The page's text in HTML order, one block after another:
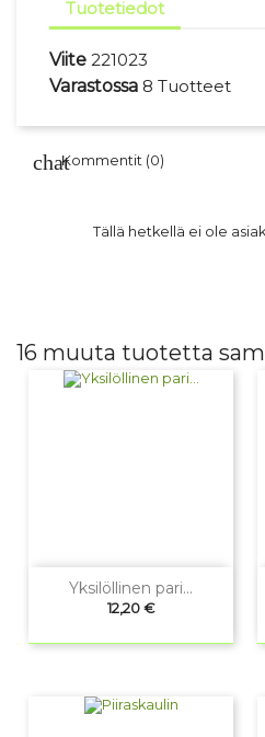
Tuotetiedot
Viite 221023
Varastossa 8 Tuotteet
Kommentit (0)
Tällä hetkellä ei ole
16 muuta tuotetta
Yksilöllinen pari...
Hinta
12,20 €